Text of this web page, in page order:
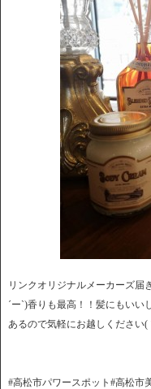
リンクオリジナルメーカーズ届
´ー`)香りも最高！！髪にもいい
あるので気軽にお越しください(
#高松市パワースポット#高松市